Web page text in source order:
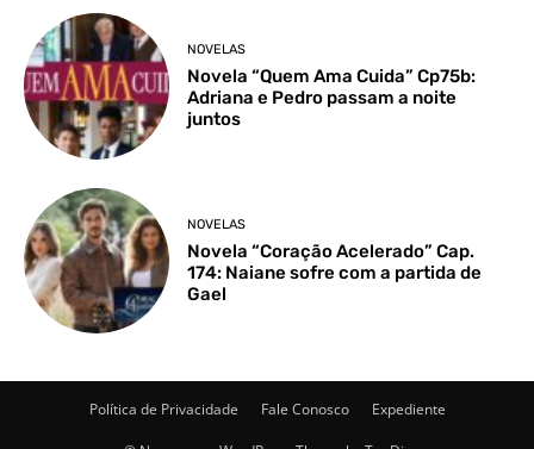
NOVELAS
Novela “Quem Ama Cuida” Cp75b:
Adriana e Pedro passam a noite
juntos
NOVELAS
Novela “Coração Acelerado” Cap.
174: Naiane sofre com a partida de
Gael
Política de Privacidade Fale Conosco Expediente